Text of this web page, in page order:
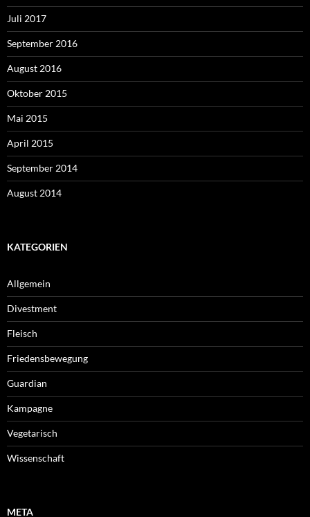
Juli 2017
September 2016
August 2016
Oktober 2015
Mai 2015
April 2015
September 2014
August 2014
KATEGORIEN
Allgemein
Divestment
Fleisch
Friedensbewegung
Guardian
Kampagne
Vegetarisch
Wissenschaft
META